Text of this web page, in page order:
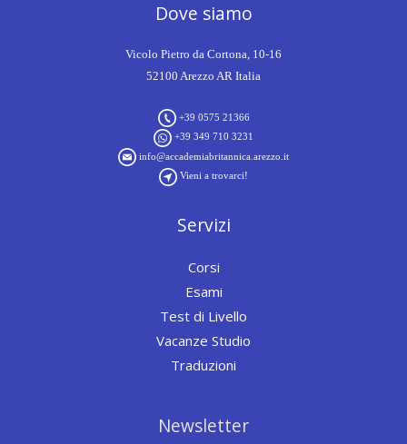
Dove siamo
Vicolo Pietro da Cortona, 10-16
52100 Arezzo AR Italia
+39 0575 21366
+39 349 710 3231
info@accademiabritannica.arezzo.it
Vieni a trovarci!
Servizi
Corsi
Esami
Test di Livello
Vacanze Studio
Traduzioni
Newsletter